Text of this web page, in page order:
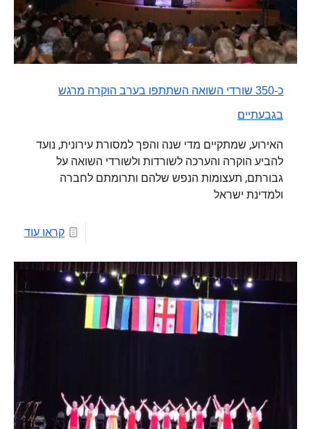
כ-350 שורדי השואה השתתפו בערב הוקרה מרגש
בגבעתיים
האירוע, שמתקיים מדי שנה והפך למסורת עירונית, נועד
להביע הוקרה והערכה לשורדות ולשורדי השואה על
גבורתם, תעצומות הנפש שלהם ותרומתם לחברה
ולמדינת ישראל
קראו עוד